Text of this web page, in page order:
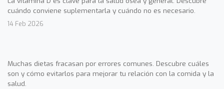
cuándo conviene suplementarla y cuándo no es necesario.
14 Feb 2026
Muchas dietas fracasan por errores comunes. Descubre cuáles
son y cómo evitarlos para mejorar tu relación con la comida y la
salud.